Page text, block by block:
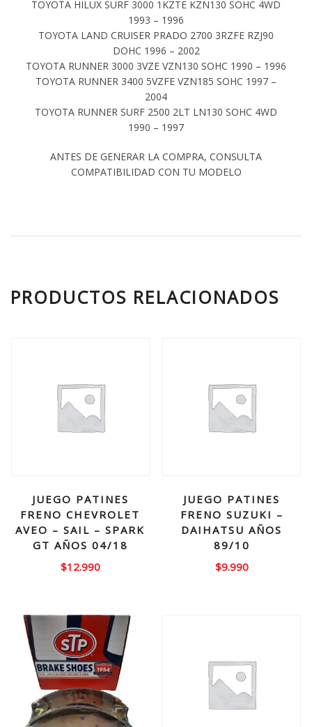
TOYOTA HILUX SURF 3000 1KZTE KZN130 SOHC 4WD
1993 – 1996
TOYOTA LAND CRUISER PRADO 2700 3RZFE RZJ90
DOHC 1996 – 2002
TOYOTA RUNNER 3000 3VZE VZN130 SOHC 1990 – 1996
TOYOTA RUNNER 3400 5VZFE VZN185 SOHC 1997 –
2004
TOYOTA RUNNER SURF 2500 2LT LN130 SOHC 4WD
1990 – 1997
ANTES DE GENERAR LA COMPRA, CONSULTA
COMPATIBILIDAD CON TU MODELO
PRODUCTOS RELACIONADOS
JUEGO PATINES
FRENO CHEVROLET
AVEO – SAIL – SPARK
GT AÑOS 04/18
$12.990
JUEGO PATINES
FRENO SUZUKI –
DAIHATSU AÑOS
89/10
$9.990